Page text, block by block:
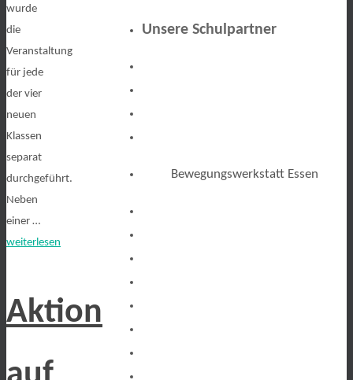
wurde
die
Veranstaltung
für jede
der vier
neuen
Klassen
separat
durchgeführt.
Neben
einer …
weiterlesen
Aktion
Unsere Schulpartner
Bewegungswerkstatt Essen